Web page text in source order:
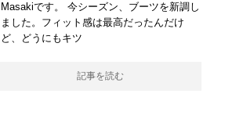
Masakiです。 今シーズン、ブーツを新調し
ました。フィット感は最高だったんだけ
ど、どうにもキツ
記事を読む